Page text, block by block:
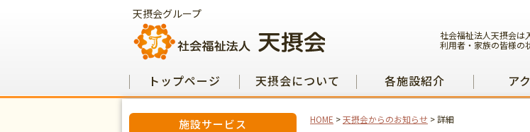
社会福祉法人天摂会は
利用者・家族の皆様の
天摂会グループ
トップページ 天摂会について 各施設紹介 ア
HOME >天摂会からのお知らせ >詳細
施設サービス